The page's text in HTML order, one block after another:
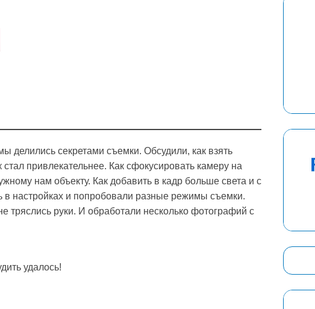
секретами съемки. Обсудили, как взять
привлекательнее. Как сфокусировать камеру на
нам объекту. Как добавить в кадр больше света и с
настройках и попробовали разные режимы съемки.
тряслись руки. И обработали несколько фотографий с
удалось!